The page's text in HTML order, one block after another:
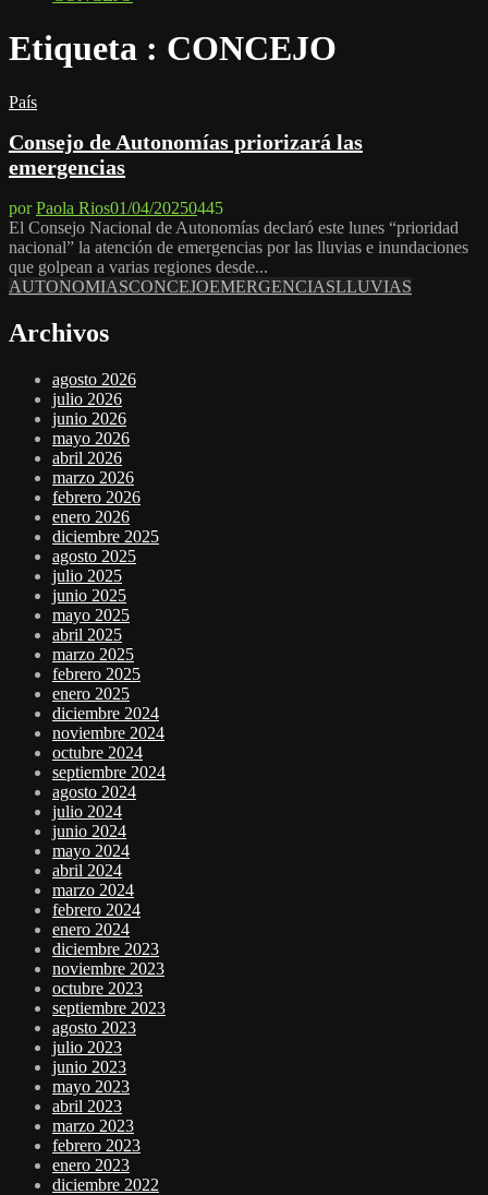
Etiqueta : CONCEJO
País
Consejo de Autonomías priorizará las
emergencias
porPaola Rios01/04/20250445
El Consejo Nacional de Autonomías declaró este lunes “prioridad
nacional” la atención de emergencias por las lluvias e inundaciones
que golpean a varias regiones desde...
AUTONOMIASCONCEJOEMERGENCIASLLUVIAS
Archivos
agosto 2026
julio 2026
junio 2026
mayo 2026
abril 2026
marzo 2026
febrero 2026
enero 2026
diciembre 2025
agosto 2025
julio 2025
junio 2025
mayo 2025
abril 2025
marzo 2025
febrero 2025
enero 2025
diciembre 2024
noviembre 2024
octubre 2024
septiembre 2024
agosto 2024
julio 2024
junio 2024
mayo 2024
abril 2024
marzo 2024
febrero 2024
enero 2024
diciembre 2023
noviembre 2023
octubre 2023
septiembre 2023
agosto 2023
julio 2023
junio 2023
mayo 2023
abril 2023
marzo 2023
febrero 2023
enero 2023
diciembre 2022